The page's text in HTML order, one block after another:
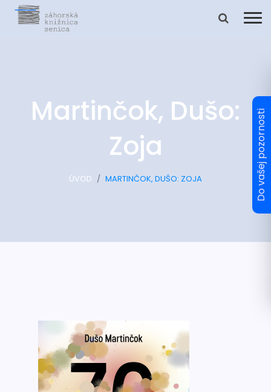
Martinčok, Dušo:
Zoja
ÚVOD MARTINČOK, DUŠO: ZOJA